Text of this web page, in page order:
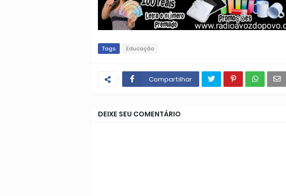
Tags Educação
Compartilhar
DEIXE SEU COMENTÁRIO